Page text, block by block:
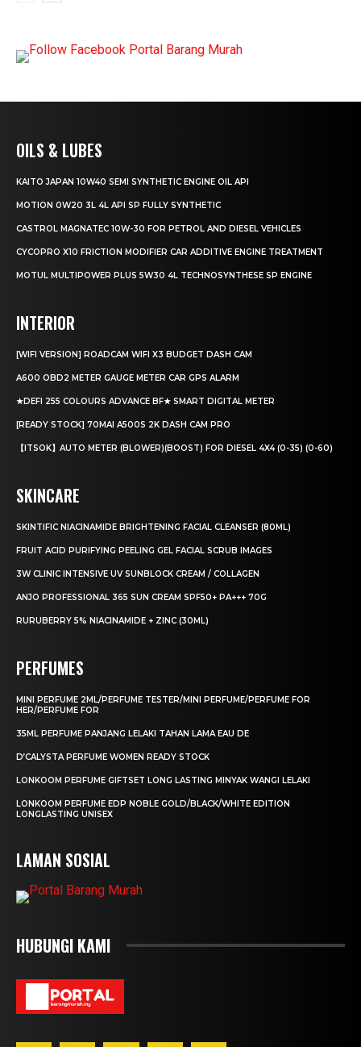
OILS & LUBES
KAITO JAPAN 10W40 SEMI SYNTHETIC ENGINE OIL API
MOTION 0W20 3L 4L API SP FULLY SYNTHETIC
CASTROL MAGNATEC 10W-30 FOR PETROL AND DIESEL VEHICLES
CYCOPRO X10 FRICTION MODIFIER CAR ADDITIVE ENGINE TREATMENT
MOTUL MULTIPOWER PLUS 5W30 4L TECHNOSYNTHESE SP ENGINE
INTERIOR
[WIFI VERSION] ROADCAM WIFI X3 BUDGET DASH CAM
A600 OBD2 METER GAUGE METER CAR GPS ALARM
★DEFI 255 COLOURS ADVANCE BF★ SMART DIGITAL METER
[READY STOCK] 70MAI A500S 2K DASH CAM PRO
【ITSOK】AUTO METER (BLOWER)(BOOST) FOR DIESEL 4X4 (0-35) (0-60)
SKINCARE
SKINTIFIC NIACINAMIDE BRIGHTENING FACIAL CLEANSER (80ML)
FRUIT ACID PURIFYING PEELING GEL FACIAL SCRUB IMAGES
3W CLINIC INTENSIVE UV SUNBLOCK CREAM / COLLAGEN
ANJO PROFESSIONAL 365 SUN CREAM SPF50+ PA+++ 70G
RURUBERRY 5% NIACINAMIDE + ZINC (30ML)
PERFUMES
MINI PERFUME 2ML/PERFUME TESTER/MINI PERFUME/PERFUME FOR
HER/PERFUME FOR
35ML PERFUME PANJANG LELAKI TAHAN LAMA EAU DE
D’CALYSTA PERFUME WOMEN READY STOCK
LONKOOM PERFUME GIFTSET LONG LASTING MINYAK WANGI LELAKI
LONKOOM PERFUME EDP NOBLE GOLD/BLACK/WHITE EDITION
LONGLASTING UNISEX
LAMAN SOSIAL
HUBUNGI KAMI